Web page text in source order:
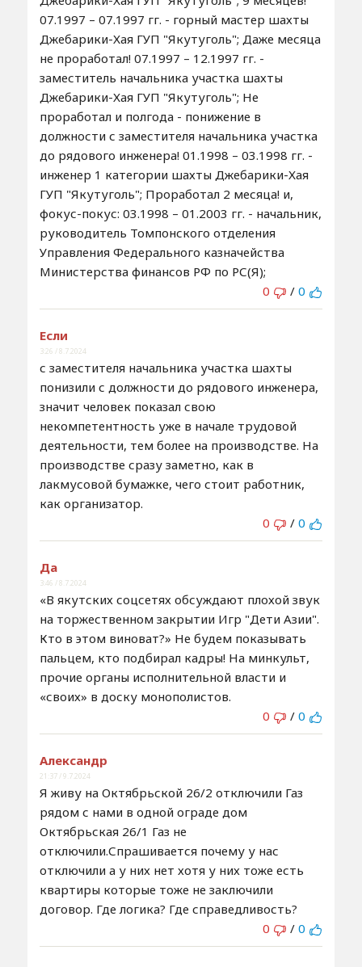
07.1997 – 07.1997 гг. - горный мастер шахты
Джебарики-Хая ГУП "Якутуголь"; Даже месяца
не проработал! 07.1997 – 12.1997 гг. -
заместитель начальника участка шахты
Джебарики-Хая ГУП "Якутуголь"; Не
проработал и полгода - понижение в
должности с заместителя начальника участка
до рядового инженера! 01.1998 – 03.1998 гг. -
инженер 1 категории шахты Джебарики-Хая
ГУП "Якутуголь"; Проработал 2 месяца! и,
фокус-покус: 03.1998 – 01.2003 гг. - начальник,
руководитель Томпонского отделения
Управления Федерального казначейства
Министерства финансов РФ по РС(Я);
0
/ 0
Если
3:26 / 8.7.2024
с заместителя начальника участка шахты
понизили с должности до рядового инженера,
значит человек показал свою
некомпетентность уже в начале трудовой
деятельности, тем более на производстве. На
производстве сразу заметно, как в
лакмусовой бумажке, чего стоит работник,
как организатор.
0
/ 0
Да
3:46 / 8.7.2024
«В якутских соцсетях обсуждают плохой звук
на торжественном закрытии Игр "Дети Азии".
Кто в этом виноват?» Не будем показывать
пальцем, кто подбирал кадры! На минкульт,
прочие органы исполнительной власти и
«своих» в доску монополистов.
0
/ 0
Александр
21:37 / 9.7.2024
Я живу на Октябрьской 26/2 отключили Газ
рядом с нами в одной ограде дом
Октябрьская 26/1 Газ не
отключили.Спрашивается почему у нас
отключили а у них нет хотя у них тоже есть
квартиры которые тоже не заключили
договор. Где логика? Где справедливость?
0
/ 0